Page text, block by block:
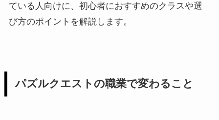
ている人向けに、初心者におすすめのクラスや選
び方のポイントを解説します。
パズルクエストの職業で変わること